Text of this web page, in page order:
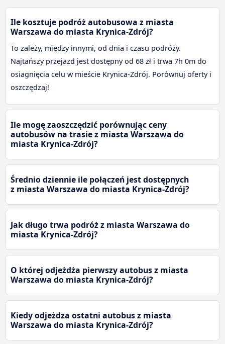
Ile kosztuje podróż autobusowa z miasta
Warszawa do miasta Krynica-Zdrój?
To zależy, między innymi, od dnia i czasu podróży.
Najtańszy przejazd jest dostępny od 68 zł i trwa 7h 0m do
osiagnięcia celu w mieście Krynica-Zdrój. Porównuj oferty i
oszczędzaj!
Ile mogę zaoszczędzić porównując ceny
autobusów na trasie z miasta Warszawa do
miasta Krynica-Zdrój?
Średnio dziennie ile połączeń jest dostępnych
z miasta Warszawa do miasta Krynica-Zdrój?
Jak długo trwa podróż z miasta Warszawa do
miasta Krynica-Zdrój?
O której odjeżdża pierwszy autobus z miasta
Warszawa do miasta Krynica-Zdrój?
Kiedy odjeżdza ostatni autobus z miasta
Warszawa do miasta Krynica-Zdrój?